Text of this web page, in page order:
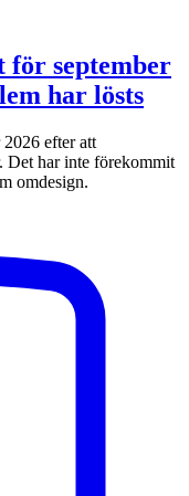
för september
har lösts
2026 efter att
Det har inte förekommit
omdesign.